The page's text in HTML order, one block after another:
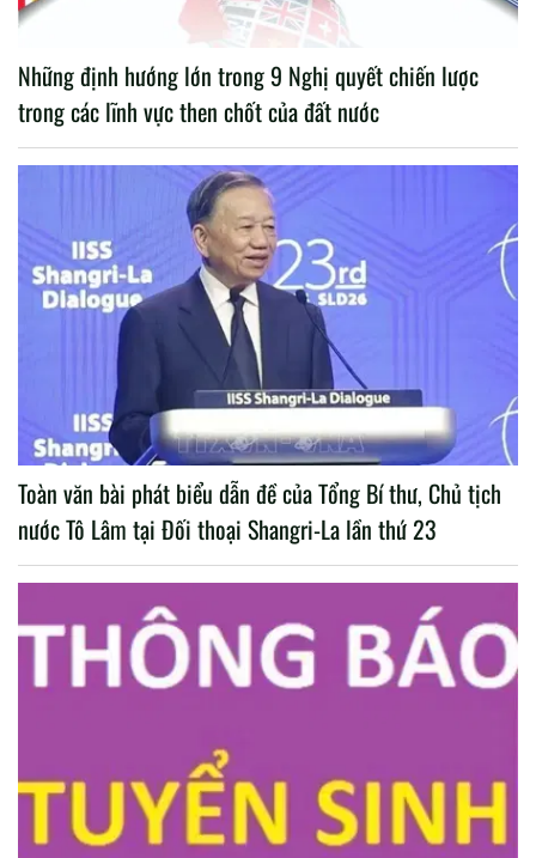
Những định hướng lớn trong 9 Nghị quyết chiến lược
trong các lĩnh vực then chốt của đất nước
Toàn văn bài phát biểu dẫn đề của Tổng Bí thư, Chủ tịch
nước Tô Lâm tại Đối thoại Shangri-La lần thứ 23